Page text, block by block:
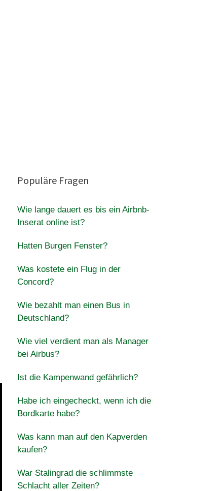
Populäre Fragen
Wie lange dauert es bis ein Airbnb-
Inserat online ist?
Hatten Burgen Fenster?
Was kostete ein Flug in der
Concord?
Wie bezahlt man einen Bus in
Deutschland?
Wie viel verdient man als Manager
bei Airbus?
Ist die Kampenwand gefährlich?
Habe ich eingecheckt, wenn ich die
Bordkarte habe?
Was kann man auf den Kapverden
kaufen?
War Stalingrad die schlimmste
Schlacht aller Zeiten?